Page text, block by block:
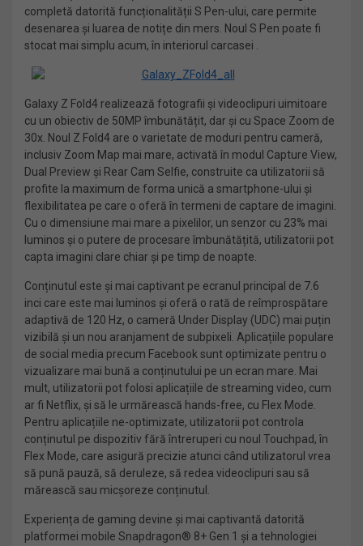
completă datorită funcționalității S Pen-ului, care permite
desenarea și luarea de notițe din mers. Noul S Pen poate fi
stocat mai simplu acum, în interiorul carcasei .
Galaxy Z Fold4 realizează fotografii și videoclipuri uimitoare
cu un obiectiv de 50MP îmbunătățit, dar și cu Space Zoom de
30x. Noul Z Fold4 are o varietate de moduri pentru cameră,
inclusiv Zoom Map mai mare, activată în modul Capture View,
Dual Preview și Rear Cam Selfie, construite ca utilizatorii să
profite la maximum de forma unică a smartphone-ului și
flexibilitatea pe care o oferă în termeni de captare de imagini.
Cu o dimensiune mai mare a pixelilor, un senzor cu 23% mai
luminos și o putere de procesare îmbunătățită, utilizatorii pot
capta imagini clare chiar și pe timp de noapte.
Conținutul este și mai captivant pe ecranul principal de 7.6
inci care este mai luminos și oferă o rată de reîmprospătare
adaptivă de 120 Hz, o cameră Under Display (UDC) mai puțin
vizibilă și un nou aranjament de subpixeli. Aplicațiile populare
de social media precum Facebook sunt optimizate pentru o
vizualizare mai bună a conținutului pe un ecran mare. Mai
mult, utilizatorii pot folosi aplicațiile de streaming video, cum
ar fi Netflix, și să le urmărească hands-free, cu Flex Mode.
Pentru aplicațiile ne-optimizate, utilizatorii pot controla
conținutul pe dispozitiv fără întreruperi cu noul Touchpad, în
Flex Mode, care asigură precizie atunci când utilizatorul vrea
să pună pauză, să deruleze, să redea videoclipuri sau să
mărească sau micșoreze conținutul.
Experiența de gaming devine și mai captivantă datorită
platformei mobile Snapdragon® 8+ Gen 1 și a tehnologiei